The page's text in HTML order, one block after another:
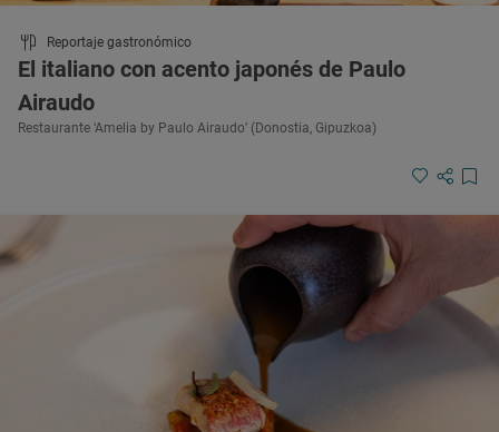
Reportaje gastronómico
El italiano con acento japonés de Paulo
Airaudo
Restaurante ‘Amelia by Paulo Airaudo’ (Donostia, Gipuzkoa)